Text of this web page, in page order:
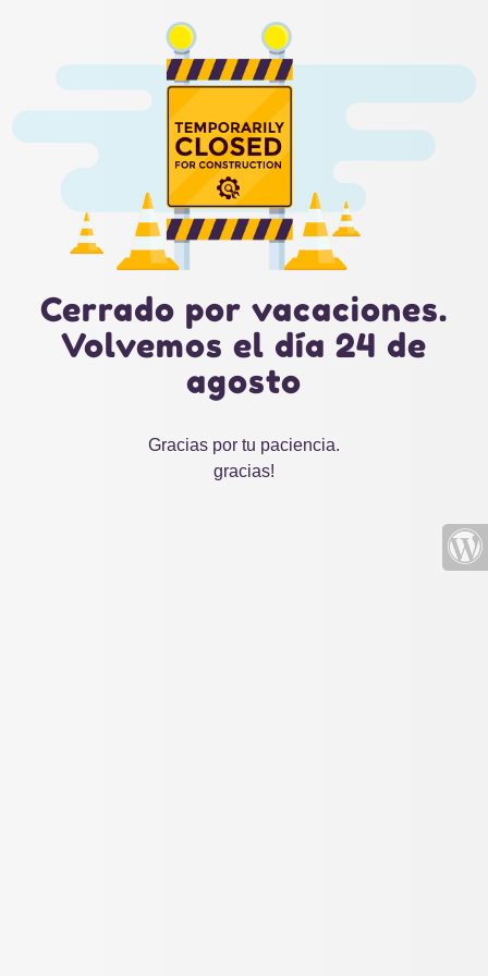
Cerrado por vacaciones.
Volvemos el día 24 de
agosto
Gracias por tu paciencia.
gracias!